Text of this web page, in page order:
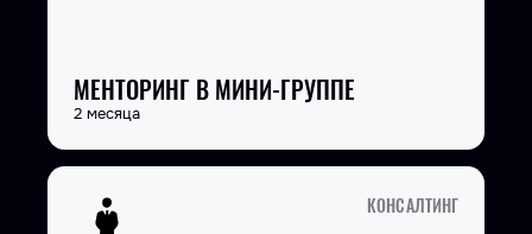
МЕНТОРИНГ В МИНИ-ГРУППЕ
2 месяца
КОНСАЛТИНГ